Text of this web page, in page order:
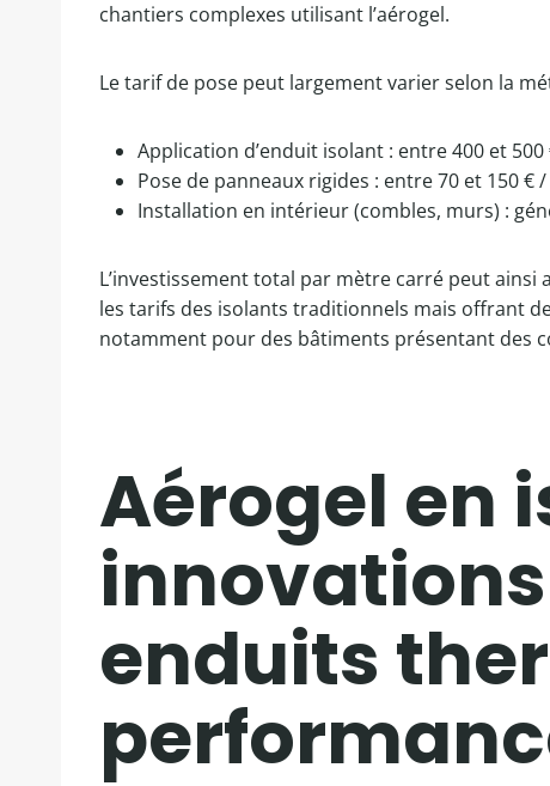
chantiers complexes utilisant l’aérogel.
Le tarif de pose peut largement varier selon la
Application d’enduit isolant : entre 400 et
Pose de panneaux rigides : entre 70 et 150 €
Installation en intérieur (combles, murs) :
L’investissement total par mètre carré peut ainsi
les tarifs des isolants traditionnels mais offrant
notamment pour des bâtiments présentant des
Aérogel en
enduits